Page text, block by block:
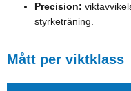
Precision:
styrketräning.
Mått per viktklass